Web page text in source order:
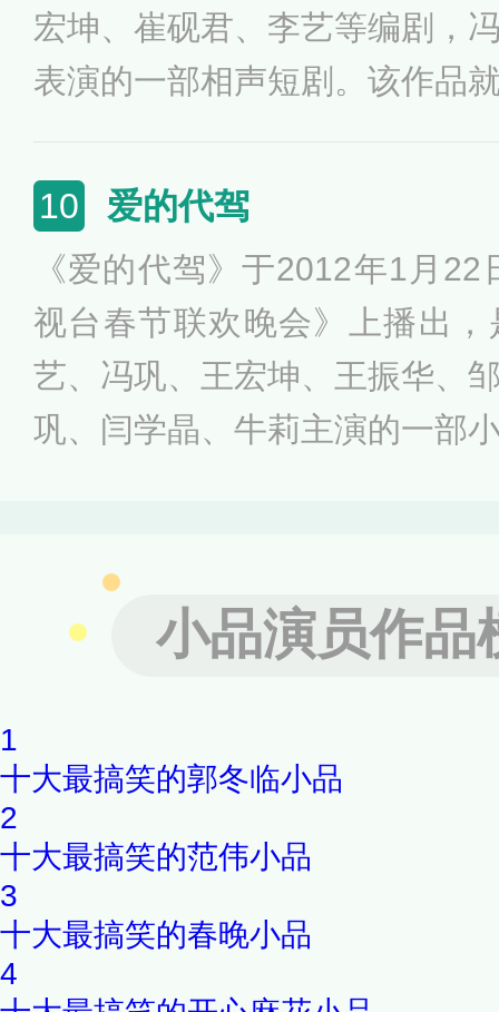
宏坤、崔砚君、李艺等编剧，
表演的一部相声短剧。该作品
解决；内容上讲述了应聘者牛
而闹出的一系列笑话与误会的
10 爱的代驾
《爱的代驾》于2012年1月
视台春节联欢晚会》上播出
艺、冯巩、王宏坤、王振华、
巩、闫学晶、牛莉主演的一部
家庭的一些问题，也体现了各
精神。
小品演员作品
1
十大最搞笑的郭冬临小品
2
十大最搞笑的范伟小品
3
十大最搞笑的春晚小品
4